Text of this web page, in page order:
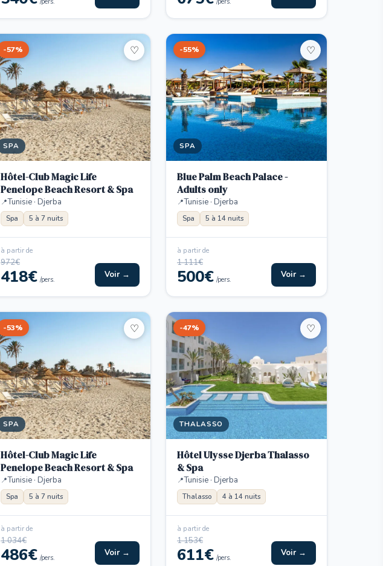
-57%
SPA
♡
Hôtel-Club Magic Life
Penelope Beach Resort & Spa
Tunisie · Djerba
Spa 5 à 7 nuits
à partir de
972€
418€ /pers. Voir →
-55%
SPA
♡
Blue Palm Beach Palace -
Adults only
Tunisie · Djerba
Spa 5 à 14 nuits
à partir de
1 111€
500€ /pers. Voir →
-53%
SPA
♡
Hôtel-Club Magic Life
Penelope Beach Resort & Spa
Tunisie · Djerba
Spa 5 à 7 nuits
à partir de
1 034€
486€ /pers. Voir →
-47%
THALASSO
♡
Hôtel Ulysse Djerba Thalasso
& Spa
Tunisie · Djerba
Thalasso 4 à 14 nuits
à partir de
1 153€
611€ /pers. Voir →